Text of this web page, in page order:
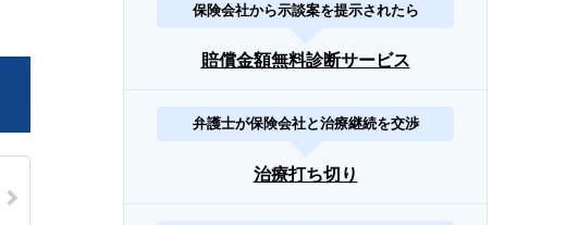
保険会社から示談案を提示されたら
賠償金額無料診断サービス
弁護士が保険会社と治療継続を交渉
治療打ち切り